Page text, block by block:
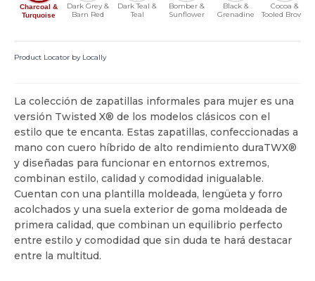
Charcoal &
Turquoise
Dark Grey &
Barn Red
Dark Teal &
Teal
Bomber &
Sunflower
Black &
Grenadine
Cocoa &
Tooled Brown
Product Locator by Locally
La colección de zapatillas informales para mujer es una
versión Twisted X® de los modelos clásicos con el
estilo que te encanta. Estas zapatillas, confeccionadas a
mano con cuero híbrido de alto rendimiento duraTWX®
y diseñadas para funcionar en entornos extremos,
combinan estilo, calidad y comodidad inigualable.
Cuentan con una plantilla moldeada, lengüeta y forro
acolchados y una suela exterior de goma moldeada de
primera calidad, que combinan un equilibrio perfecto
entre estilo y comodidad que sin duda te hará destacar
entre la multitud.